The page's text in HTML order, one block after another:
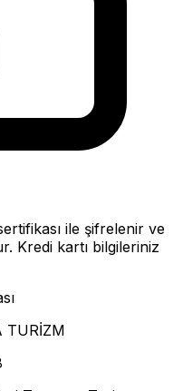
ile şifrelenir ve
Kredi kartı bilgileriniz
TURİZM